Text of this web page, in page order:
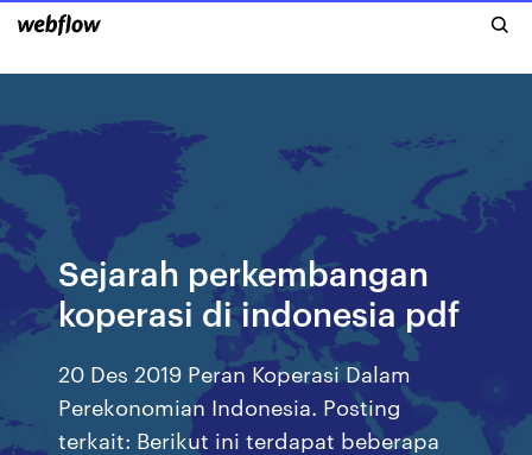
Sejarah perkembangan
koperasi di indonesia pdf
20 Des 2019 Peran Koperasi Dalam
Perekonomian Indonesia. Posting
terkait: Berikut ini terdapat beberapa